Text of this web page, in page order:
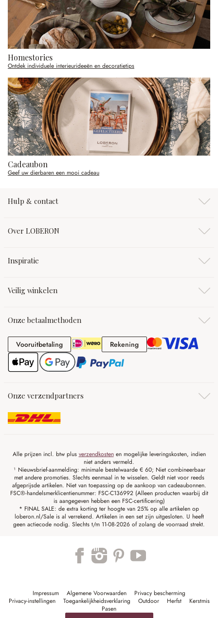
Homestories
Ontdek individuele interieurideeën en decoratietips
Cadeaubon
Geef uw dierbaren een mooi cadeau
Hulp & contact
Over LOBERON
Inspiratie
Veilig winkelen
Onze betaalmethoden
VooruitbetalingVooruitbetaling RekeningRekening
Onze verzendpartners
Alle prijzen incl. btw plus verzendkostenen mogelijke leveringskosten, indien
niet anders vermeld.
¹ Nieuwsbrief-aanmelding: minimale bestelwaarde € 60; Niet combineerbaar
met andere promoties. Slechts eenmaal in te wisselen. Geldt niet voor reeds
afgeprijsde artikelen. Niet van toepassing op de aankoop van cadeaubonnen.
FSC®-handelsmerklicentienummer: FSC-C136992 (Alleen producten waarbij dit
is aangegeven hebben een FSC-certificering)
* FINAL SALE: de extra korting ter hoogte van 25% op alle artikelen op
loberon.nl/Sale is al verrekend. Artikelen in een set zijn uitgesloten. U heeft
geen actiecode nodig. Slechts t/m 11-08-2026 of zolang de voorraad strekt.
Impressum Algemene Voorwaarden
Privacy bescherming
Privacy-instellingen
Toegankelijkheidsverklaring Outdoor Herfst
Kerstmis
Pasen